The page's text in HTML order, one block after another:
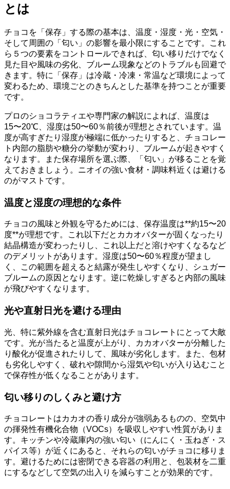
とは
チョコを「保存」する際の基本は、温度・湿度・光・空気・
そして周囲の「匂い」の影響を最小限にすることです。これ
ら５つの要素をコントロールできれば、匂い移りだけでなく
見た目や風味の劣化、ブルーム現象などのトラブルも回避で
きます。特に「保存」は冷蔵・冷凍・常温など環境によって
変わるため、環境ごとのきちんとした基準を持つことが重要
です。
プロのショコラティエや専門家の解説によれば、温度は
15〜20℃、湿度は50〜60％前後が理想とされています。温
度が高すぎたり湿度が極端に低かったりすると、チョコレー
ト内部の脂肪や糖分の挙動が変わり、ブルームが起きやすく
なります。また保存場所を選ぶ際、「匂い」が移ることを覚
えておきましょう。ニオイの強い食材・調味料近くは避ける
のがマストです。
温度と湿度の理想的な条件
チョコの風味と外観を守るためには、保存温度は**約15〜20
度**が理想です。これ以下だとカカオバターが固くなったり
結晶構造が変わったりし、これ以上だと溶けやすくなるなど
のデメリットがあります。湿度は50〜60％程度が望まし
く、この範囲を超えると結露が発生しやすくなり、シュガー
ブルームの原因となります。逆に乾燥しすぎると内部の風味
が飛びやすくなります。
光や直射日光を避ける理由
光、特に紫外線を含む直射日光はチョコレートにとって大敵
です。光が当たると温度が上がり、カカオバターが分離した
り酸化が促進されたりして、風味が劣化します。また、包材
も劣化しやすく、破れや隙間から湿気や匂いが入り込むこと
で保存性が低くなることがあります。
匂い移りのしくみと避け方
チョコレートはカカオの香り成分が強弱あるものの、空気中
の揮発性有機化合物（VOCs）を吸収しやすい性質がありま
す。キッチンや冷蔵庫内の強い匂い（にんにく・玉ねぎ・ス
パイス等）が近くにあると、それらの匂いがチョコに移りま
す。避けるためには密閉できる容器の利用と、包装材を二重
にするなどして空気の出入りを減らすことが効果的です。